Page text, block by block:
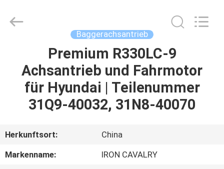
STARTSEITE
PRODUKTE
VR
Machinery
Baggerachsantrieb
Premium R330LC-9
Achsantrieb und Fahrmotor
für Hyundai | Teilenummer
31Q9-40032, 31N8-40070
Herkunftsort:
China
Markenname:
IRON CAVALRY